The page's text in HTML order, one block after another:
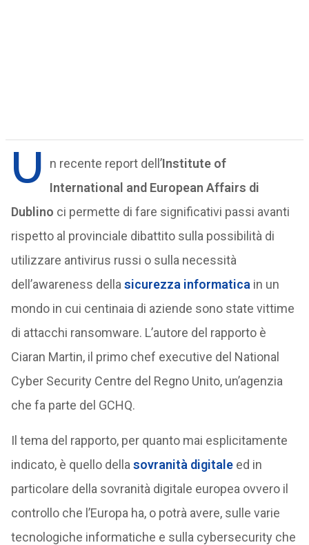
U n recente report dell’Institute of
International and European Affairs di
Dublino ci permette di fare significativi passi avanti
rispetto al provinciale dibattito sulla possibilità di
utilizzare antivirus russi o sulla necessità
dell’awareness della sicurezza informatica in un
mondo in cui centinaia di aziende sono state vittime
di attacchi ransomware. L’autore del rapporto è
Ciaran Martin, il primo chef executive del National
Cyber Security Centre del Regno Unito, un’agenzia
che fa parte del GCHQ.
Il tema del rapporto, per quanto mai esplicitamente
indicato, è quello della sovranità digitaleed in
particolare della sovranità digitale europea ovvero il
controllo che l’Europa ha, o potrà avere, sulle varie
tecnologiche informatiche e sulla cybersecurity che